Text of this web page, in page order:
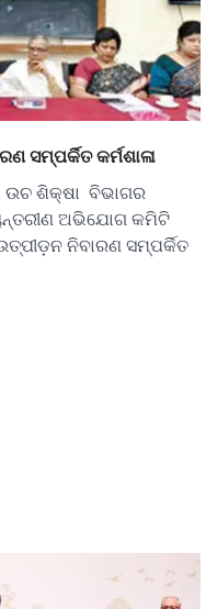
ସମ୍ପର୍କିତ କର୍ମଶାଳା
ଉଚ ଶିକ୍ଷା ବିଭାଗର
ଅଭିଯୋଗ କମିଟି
ନିବାରଣ ସମ୍ପର୍କିତ